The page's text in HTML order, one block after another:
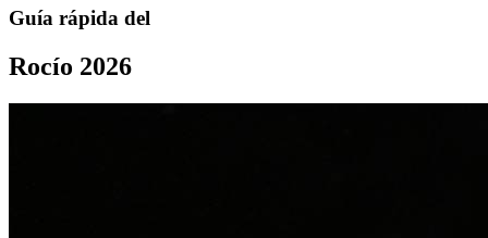
Guía rápida del
Rocío 2026